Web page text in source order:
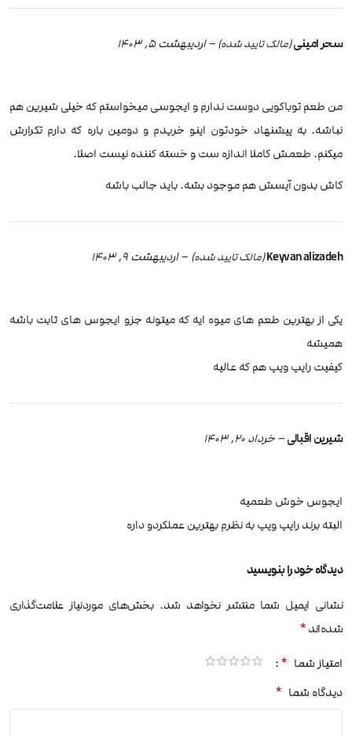
سحر امینی(مالک تایید شده) – اردیبهشت 5, 1403
من طعم توباکویی دوست ندارم و ایجوسی میخواستم که خیلی شیرین هم
نباشه. به پیشنهاد خودتون اینو خریدم و دومین باره که دارم تکرارش
میکنم. طعمش کاملا اندازه ست و خسته کننده نیست اصلا.
کاش بدون آیسش هم موجود بشه. باید جالب باشه
Keyvan alizadeh(مالک تایید شده) –اردیبهشت 9, 1403
یکی از بهترین طعم های میوه ایه که میتونه جزو ایجوس های ثابت باشه
همیشه
کیفیت رایپ ویپ هم که عالیه
شیرین اقبالی– خرداد 20, 1403
ایجوس خوش طعمیه
البته برند رایپ ویپ به نظرم بهترین عملکردو داره
دیدگاه خود را بنویسید
نشانی ایمیل شما منتشر نخواهد شد. بخش‌های موردنیاز علامت‌گذاری
شده‌اند*
امتیاز شما *
دیدگاه شما *